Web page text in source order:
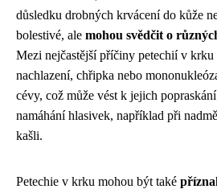
důsledku drobných krvácení do kůže
bolestivé, ale mohou svědčit o
Mezi nejčastější příčiny petechií v
nachlazení, chřipka nebo
cévy, což může vést k jejich
namáhání hlasivek, například při
kašli.
Petechie v krku mohou být také